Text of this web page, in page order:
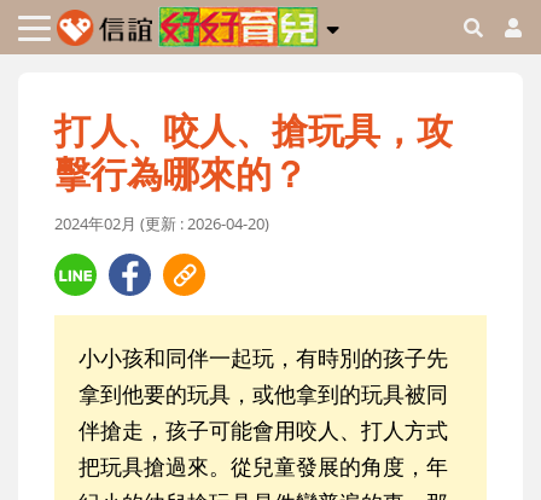
打人、咬人、搶玩具，攻
擊行為哪來的？
2024年02月 (更新 : 2026-04-20)
小小孩和同伴一起玩，有時別的孩子先
拿到他要的玩具，或他拿到的玩具被同
伴搶走，孩子可能會用咬人、打人方式
把玩具搶過來。從兒童發展的角度，年